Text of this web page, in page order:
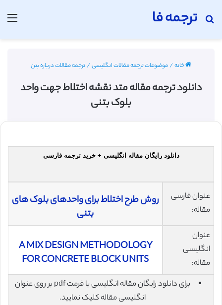
ترجمه فا
جستجو برای
خانه/موضوعات ترجمه مقالات انگلیسی/ترجمه مقالات درباره بتن
دانلود ترجمه مقاله متد نقشه اختلاط جهت واحد
بلوک بتنی
دانلود رایگان مقاله انگلیسی + خرید ترجمه فارسی
عنوان فارسی
مقاله:
روش طرح اختلاط برای واحدهای بلوک های
بتنی
عنوان
انگلیسی
مقاله:
A MIX DESIGN METHODOLOGY
FOR CONCRETE BLOCK UNITS
برای دانلود رایگان مقاله انگلیسی با فرمت pdf بر روی عنوان
انگلیسی مقاله کلیک نمایید.